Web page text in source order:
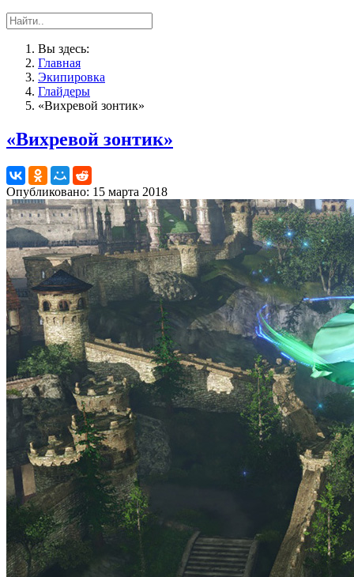
Вы здесь:
Главная
Экипировка
Глайдеры
«Вихревой зонтик»
«Вихревой зонтик»
Опубликовано: 15 марта 2018